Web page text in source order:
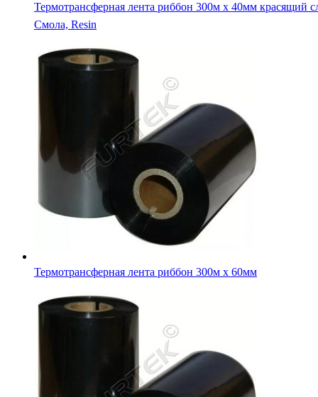
Термотрансферная лента риббон 300м х 40мм красящий
Смола, Resin
Термотрансферная лента риббон 300м х 60мм